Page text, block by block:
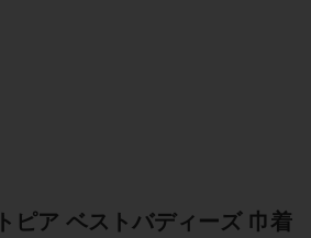
ピア ベストバディーズ 巾着